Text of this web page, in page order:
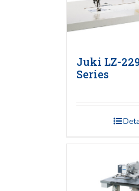
Juki LZ-
Series